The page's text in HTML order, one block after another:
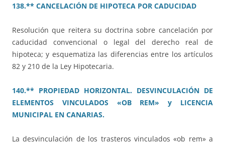
138.** CANCELACIÓN DE HIPOTECA POR CADUCIDAD
Resolución que reitera su doctrina sobre cancelación por
caducidad convencional o legal del derecho real de
hipoteca; y esquematiza las diferencias entre los artículos
82 y 210 de la Ley Hipotecaria.
140.** PROPIEDAD HORIZONTAL. DESVINCULACIÓN DE
ELEMENTOS VINCULADOS «OB REM» y LICENCIA
MUNICIPAL EN CANARIAS.
La desvinculación de los trasteros vinculados «ob rem» a